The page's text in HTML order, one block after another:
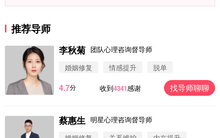
推荐导师
李秋菊 团队心理咨询督导师
婚姻修复
情感提升 脱单
4.7分 收到4341感谢 找导师聊聊
蔡惠生 明星心理咨询督导师
微信用户 圆圈 通过此页面咨询，已获得专属情感方
案